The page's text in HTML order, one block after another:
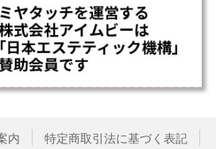
内 特定商取引法に基づく表記